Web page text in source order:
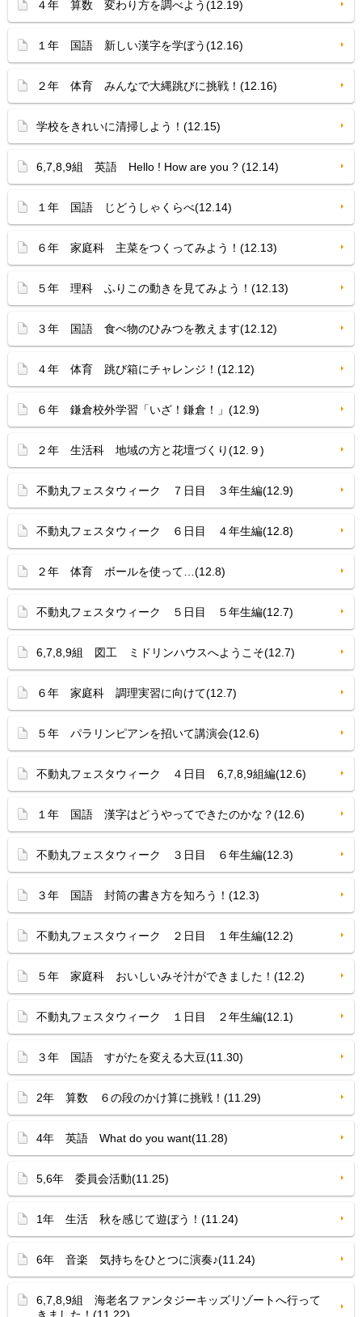
４年 算数 変わり方を調べよう(12.19)
１年 国語 新しい漢字を学ぼう(12.16)
２年 体育 みんなで大縄跳びに挑戦！(12.16)
学校をきれいに清掃しよう！(12.15)
6,7,8,9組 英語 Hello ! How are you ? (12.14)
１年 国語 じどうしゃくらべ(12.14)
６年 家庭科 主菜をつくってみよう！(12.13)
５年 理科 ふりこの動きを見てみよう！(12.13)
３年 国語 食べ物のひみつを教えます(12.12)
４年 体育 跳び箱にチャレンジ！(12.12)
６年 鎌倉校外学習「いざ！鎌倉！」(12.9)
２年 生活科 地域の方と花壇づくり(12.９)
不動丸フェスタウィーク ７日目 ３年生編(12.9)
不動丸フェスタウィーク ６日目 ４年生編(12.8)
２年 体育 ボールを使って…(12.8)
不動丸フェスタウィーク ５日目 ５年生編(12.7)
6,7,8,9組 図工 ミドリンハウスへようこそ(12.7)
６年 家庭科 調理実習に向けて(12.7)
５年 パラリンピアンを招いて講演会(12.6)
不動丸フェスタウィーク ４日目 6,7,8,9組編(12.6)
１年 国語 漢字はどうやってできたのかな？(12.6)
不動丸フェスタウィーク ３日目 ６年生編(12.3)
３年 国語 封筒の書き方を知ろう！(12.3)
不動丸フェスタウィーク ２日目 １年生編(12.2)
５年 家庭科 おいしいみそ汁ができました！(12.2)
不動丸フェスタウィーク １日目 ２年生編(12.1)
３年 国語 すがたを変える大豆(11.30)
2年 算数 ６の段のかけ算に挑戦！(11.29)
4年 英語 What do you want(11.28)
5,6年 委員会活動(11.25)
1年 生活 秋を感じて遊ぼう！(11.24)
6年 音楽 気持ちをひとつに演奏♪(11.24)
6,7,8,9組 海老名ファンタジーキッズリゾートへ行って